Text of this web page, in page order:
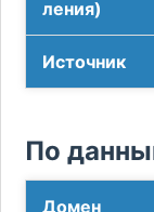
ления)
Источник
По
Домен